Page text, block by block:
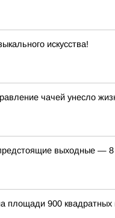
искусства!
чачей унесло
выходные — 8
площади 900 квадратных